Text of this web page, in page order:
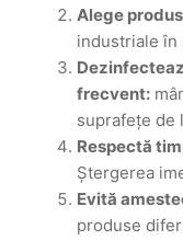
Alege
industriale în
frecvent:
suprafețe de
Respectă
Ștergerea
Evită
produse